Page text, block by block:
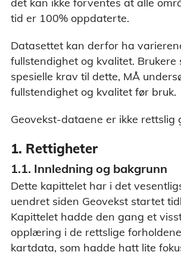
det kan ikke forventes at alle
tid er 100% oppdaterte.
Datasettet kan derfor ha
fullstendighet og kvalitet. Brukere
spesielle krav til dette, MÅ
fullstendighet og kvalitet før bruk.
Geovekst-dataene er ikke rettslig
1. Rettigheter
1.1. Innledning og bakgrunn
Dette kapittelet har i det
uendret siden Geovekst startet
Kapittelet hadde den gang et
opplæring i de rettslige
kartdata, som hadde hatt lite